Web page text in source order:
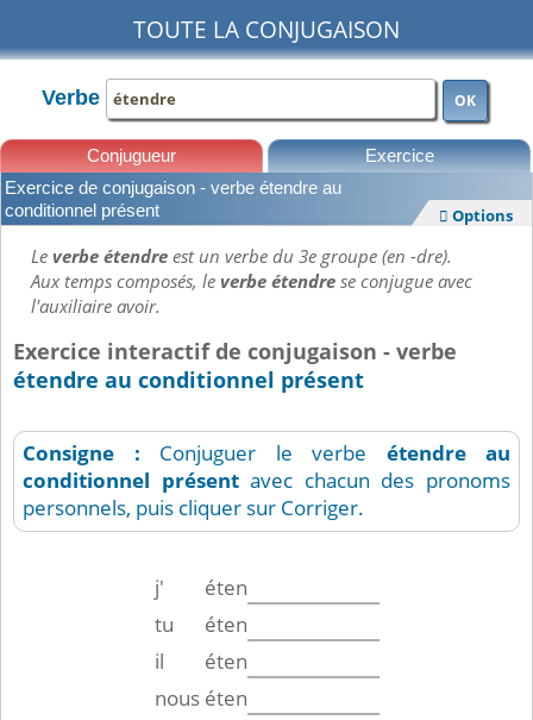
TOUTE LA CONJUGAISON
Verbe OK
Conjugueur Exercice
Leçons
Exercice de conjugaison - verbe étendre au
conditionnel présent
 Options
Leverbe étendreest un verbe du 3e groupe (en -dre).
Aux temps composés, leverbe étendrese conjugue avec
l'auxiliaire avoir.
Exercice interactif de conjugaison - verbe
étendre au conditionnel présent
Consigne : Conjuguer le verbe étendre
au
conditionnel présentavec chacun des pronoms
personnels, puis cliquer sur Corriger.
j'
éten
tu
éten
il
éten
nous éten